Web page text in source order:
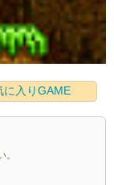
に入りGAME